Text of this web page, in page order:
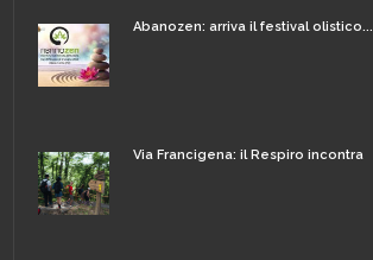
Abanozen: arriva il festival olistico...
Via Francigena: il Respiro incontra